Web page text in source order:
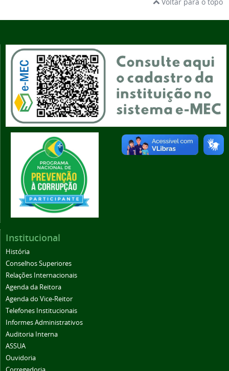
Voltar para o topo
Institucional
História
Conselhos Superiores
Relações Internacionais
Agenda da Reitora
Agenda do Vice-Reitor
Telefones Institucionais
Informes Administrativos
Auditoria Interna
ASSUA
Ouvidoria